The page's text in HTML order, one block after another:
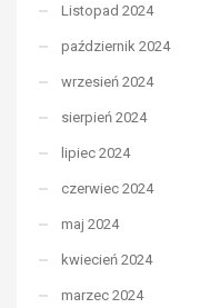
Listopad 2024
październik 2024
wrzesień 2024
sierpień 2024
lipiec 2024
czerwiec 2024
maj 2024
kwiecień 2024
marzec 2024